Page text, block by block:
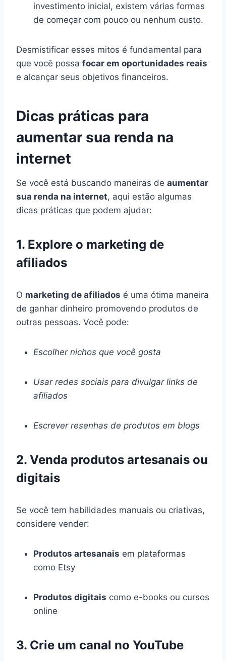
investimento inicial, existem várias formas
de começar com pouco ou nenhum custo.
Desmistificar esses mitos é fundamental para
que você possa focar em oportunidades reais
e alcançar seus objetivos financeiros.
Dicas práticas para
aumentar sua renda na
internet
Se você está buscando maneiras de aumentar
sua renda na internet, aqui estão algumas
dicas práticas que podem ajudar:
1. Explore o marketing de
afiliados
O marketing de afiliados é uma ótima maneira
de ganhar dinheiro promovendo produtos de
outras pessoas. Você pode:
Escolher nichos que você gosta
Usar redes sociais para divulgar links de
afiliados
Escrever resenhas de produtos em blogs
2. Venda produtos artesanais ou
digitais
Se você tem habilidades manuais ou criativas,
considere vender:
Produtos artesanais em plataformas
como Etsy
Produtos digitais como e-books ou cursos
online
3. Crie um canal no YouTube